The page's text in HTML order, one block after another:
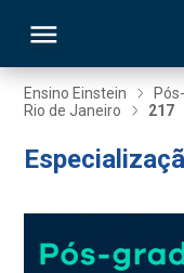
Ensino Einstein
Rio de Janeiro
217